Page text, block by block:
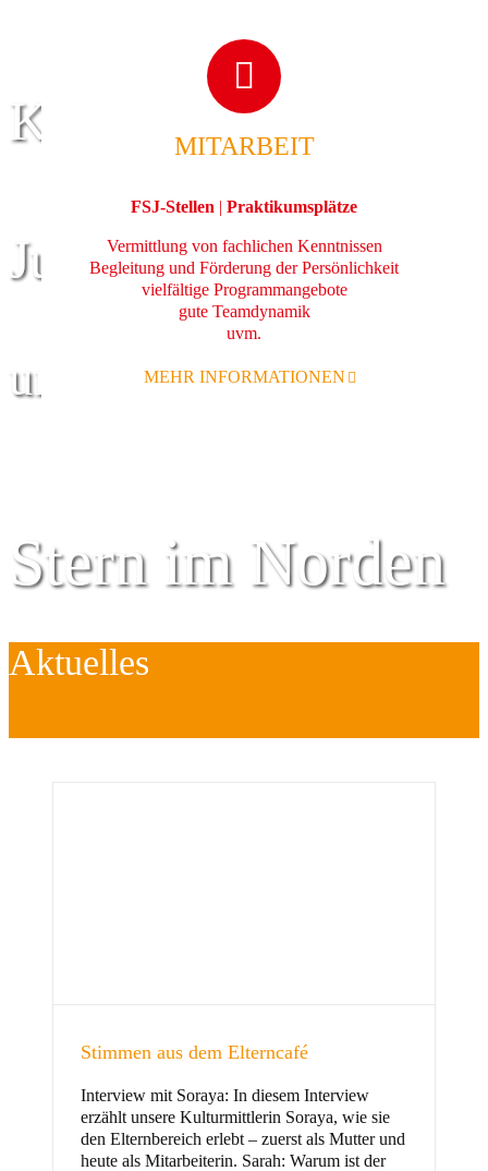
Kinder
Jugend
und Familie
Stern im Norden
Zentrum für
und Familie
MITARBEIT
FSJ-Stellen | Praktikumsplätze
Vermittlung von fachlichen Kenntnissen
Begleitung und Förderung der Persönlichkeit
vielfältige Programmangebote
gute Teamdynamik
uvm.
MEHR INFORMATIONEN
Aktuelles
Stimmen aus dem Elterncafé
Interview mit Soraya: In diesem Interview
erzählt unsere Kulturmittlerin Soraya, wie sie
den Elternbereich erlebt – zuerst als Mutter und
heute als Mitarbeiterin. Sarah: Warum ist der